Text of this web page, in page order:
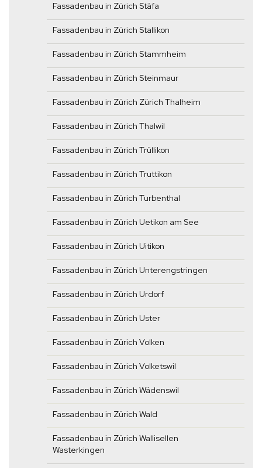
Fassadenbau in Zürich Stäfa
Fassadenbau in Zürich Stallikon
Fassadenbau in Zürich Stammheim
Fassadenbau in Zürich Steinmaur
Fassadenbau in Zürich Zürich Thalheim
Fassadenbau in Zürich Thalwil
Fassadenbau in Zürich Trüllikon
Fassadenbau in Zürich Truttikon
Fassadenbau in Zürich Turbenthal
Fassadenbau in Zürich Uetikon am See
Fassadenbau in Zürich Uitikon
Fassadenbau in Zürich Unterengstringen
Fassadenbau in Zürich Urdorf
Fassadenbau in Zürich Uster
Fassadenbau in Zürich Volken
Fassadenbau in Zürich Volketswil
Fassadenbau in Zürich Wädenswil
Fassadenbau in Zürich Wald
Fassadenbau in Zürich Wallisellen
Wasterkingen